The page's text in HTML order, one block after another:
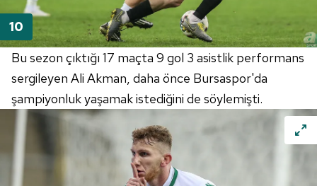
Bu sezon çıktığı 17 maçta 9 gol 3 asistlik performans
sergileyen Ali Akman, daha önce Bursaspor'da
şampiyonluk yaşamak istediğini de söylemişti.